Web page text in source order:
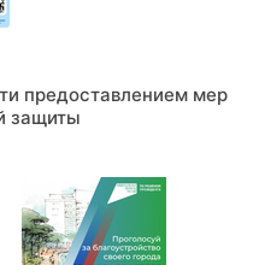
предоставлением мер
защиты